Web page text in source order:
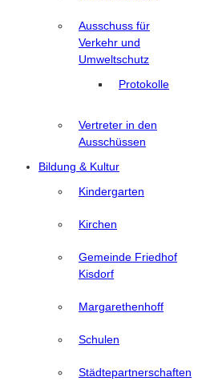
Ausschuss für
Verkehr und
Umweltschutz
Protokolle
Vertreter in den
Ausschüssen
Bildung & Kultur
Kindergarten
Kirchen
Gemeinde Friedhof
Kisdorf
Margarethenhoff
Schulen
Städtepartnerschaften